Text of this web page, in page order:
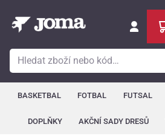
ÚVOD
REKLAMACE
Hledat v nabídce
Přihlásit
BASKETBAL FOTBAL FUTSAL
DOPLŇKY AKČNÍ SADY DRESŮ